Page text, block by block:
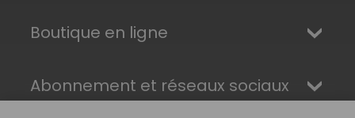
Boutique en ligne
Abonnement et réseaux sociaux